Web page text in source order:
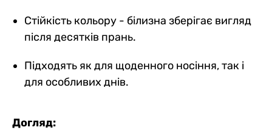
Стійкість кольору - білизна зберігає вигляд
після десятків прань.
Підходять як для щоденного носіння, так і
для особливих днів.
Догляд: